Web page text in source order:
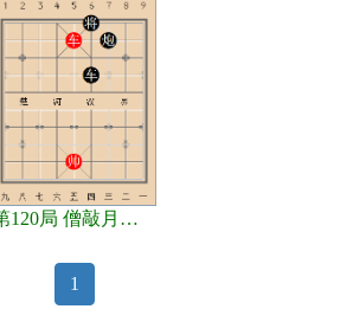
第120局 僧敲月下门
1